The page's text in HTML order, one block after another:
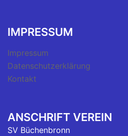
IMPRESSUM
Impressum
Datenschutzerklärung
Kontakt
ANSCHRIFT VEREIN
SV Büchenbronn